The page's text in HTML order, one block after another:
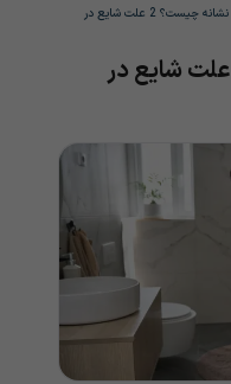
ادرار گرم نشانه چیست؟ 2 علت شایع در
ادرار گرم نشانه چیست؟ 2 علت شایع در